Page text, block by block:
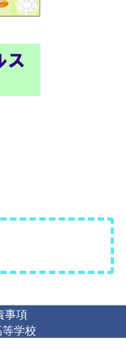
事項
学校